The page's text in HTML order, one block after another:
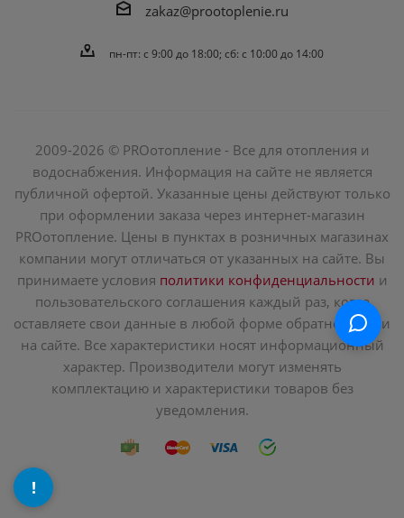
zakaz@prootoplenie.ru
пн-пт: c 9:00 до 18:00; сб: с 10:00 до 14:00
2009-2026 © PROотопление - Все для отопления и
водоснабжения. Информация на сайте не является
публичной офертой. Указанные цены действуют только
при оформлении заказа через интернет-магазин
PROотопление. Цены в пунктах в розничных магазинах
компании могут отличаться от указанных на сайте. Вы
принимаете условия политики конфиденциальности и
пользовательского соглашения каждый раз, когда
оставляете свои данные в любой форме обратной связи
на сайте. Все характеристики носят информационный
характер. Производители могут изменять
комплектацию и характеристики товаров без
уведомления.
!